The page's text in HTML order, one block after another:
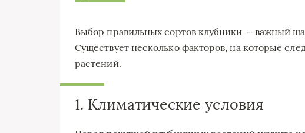
Выбор правильных сортов клубники — важный
Существует несколько факторов, на которые
растений.
1. Климатические условия